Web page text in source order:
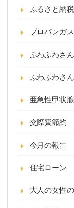
ふるさと納税
プロパンガ
ふわふわさ
ふわふわさん
亜急性甲状
交際費節約
今月の報告
住宅ローン
大人の女性